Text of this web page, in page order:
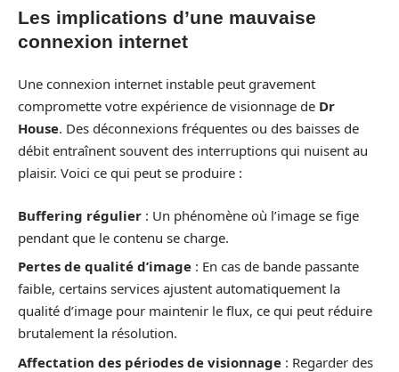
Les implications d’une mauvaise
connexion internet
Une connexion internet instable peut gravement
compromette votre expérience de visionnage de Dr
House. Des déconnexions fréquentes ou des baisses de
débit entraînent souvent des interruptions qui nuisent au
plaisir. Voici ce qui peut se produire :
Buffering régulier : Un phénomène où l’image se fige
pendant que le contenu se charge.
Pertes de qualité d’image : En cas de bande passante
faible, certains services ajustent automatiquement la
qualité d’image pour maintenir le flux, ce qui peut réduire
brutalement la résolution.
Affectation des périodes de visionnage : Regarder des